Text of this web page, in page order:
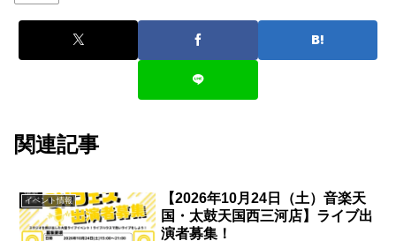
関連記事
イベント情報
【2026年10月24日（土）音楽天
国・太鼓天国西三河店】ライブ出
演者募集！